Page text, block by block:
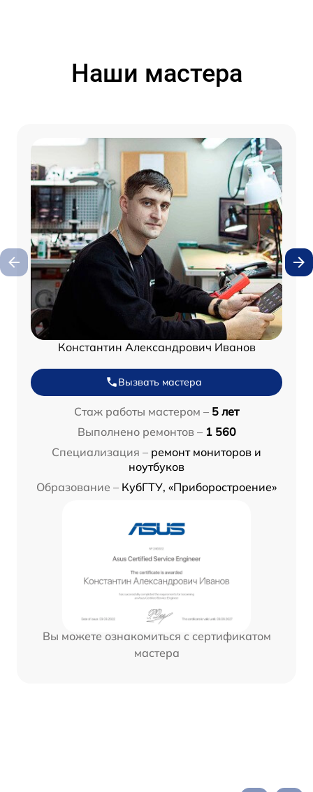
Наши мастера
Константин Александрович Иванов
Вызвать мастера
Стаж работы мастером – 5 лет
Выполнено ремонтов – 1 560
Специализация – ремонт мониторов и
ноутбуков
Образование – КубГТУ, «Приборостроение»
Вы можете ознакомиться с сертификатом
мастера